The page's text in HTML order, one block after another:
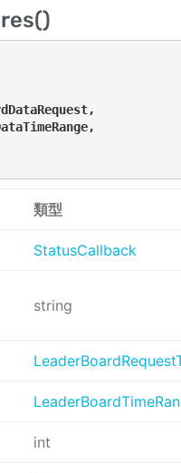
類型
StatusCallback
string
int